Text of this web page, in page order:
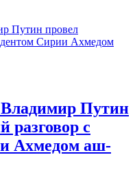
Владимир Путин
разговор с
Ахмедом аш-